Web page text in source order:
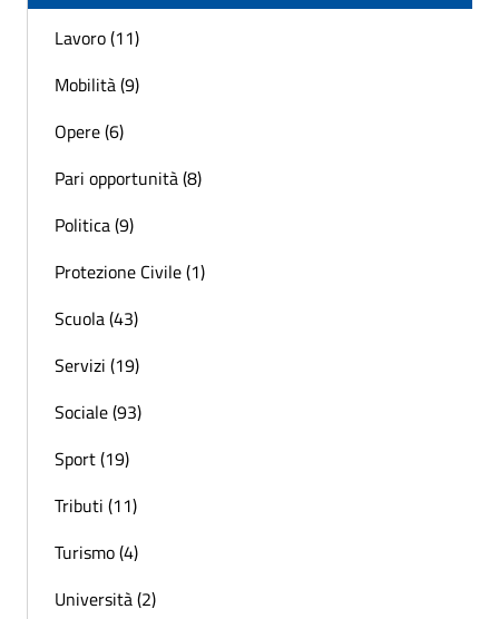
Lavoro (11)
Mobilità (9)
Opere (6)
Pari opportunità (8)
Politica (9)
Protezione Civile (1)
Scuola (43)
Servizi (19)
Sociale (93)
Sport (19)
Tributi (11)
Turismo (4)
Università (2)